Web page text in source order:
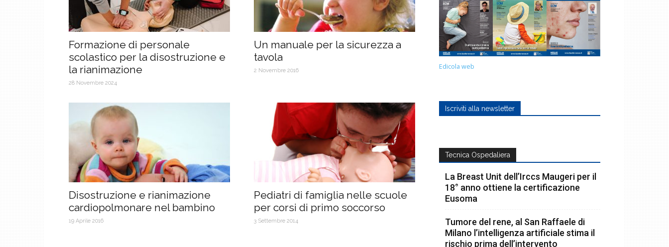
Formazione di personale
scolastico per la disostruzione e
la rianimazione
28 Novembre 2024
Un manuale per la sicurezza a
tavola
2 Novembre 2016
Disostruzione e rianimazione
cardiopolmonare nel bambino
19 Aprile 2016
Pediatri di famiglia nelle scuole
per corsi di primo soccorso
3 Settembre 2014
Edicola web
Iscriviti alla newsletter
Tecnica Ospedaliera
La Breast Unit dell’Irccs Maugeri per il
18° anno ottiene la certificazione
Eusoma
Tumore del rene, al San Raffaele di
Milano l’intelligenza artificiale stima il
rischio prima dell’intervento